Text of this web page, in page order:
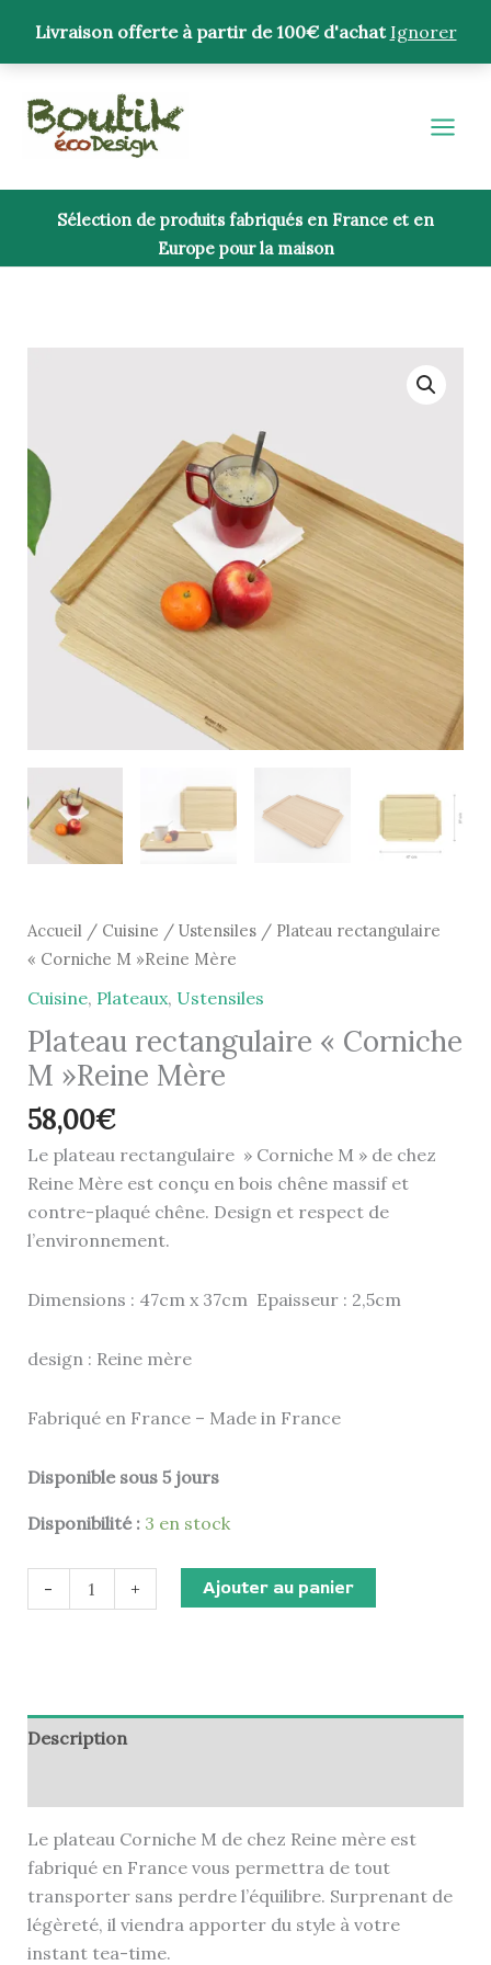
Livraison offerte à partir de 100€ d'achat Ignorer
contenu
Sélection de produits fabriqués en France et en
Europe pour la maison
Accueil / Cuisine / Ustensiles/ Plateau rectangulaire
« Corniche M »Reine Mère
Cuisine, Plateaux, Ustensiles
Plateau rectangulaire « Corniche
M »Reine Mère
58,00€
Le plateau rectangulaire » Corniche M » de chez
Reine Mère est conçu en bois chêne massif et
contre-plaqué chêne. Design et respect de
l’environnement.
Dimensions : 47cm x 37cm Epaisseur : 2,5cm
design : Reine mère
Fabriqué en France – Made in France
Disponible sous 5 jours
Disponibilité : 3 en stock
-
rectangulaire
"Corniche
M"Reine
Mère
+ Ajouter au panier
Description
Le plateau Corniche M de chez Reine mère est
fabriqué en France vous permettra de tout
transporter sans perdre l’équilibre. Surprenant de
légèreté, il viendra apporter du style à votre
instant tea-time.